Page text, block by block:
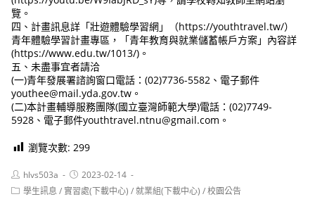
覽。
四、計畫訊息詳「壯遊體驗學習網」（https://youthtravel.tw/）
青年體驗學習計畫專區，「青年教育與就業儲蓄帳戶方案」內容詳
(https://www.edu.tw/1013/)。
五、未盡事宜者請洽
(一)青年發展署諮詢窗口電話：(02)7736-5582、電子郵件
youthee@mail.yda.gov.tw。
(二)本計畫輔導服務團隊(國立臺灣師範大學)電話：(02)7749-
5928、電子郵件youthtravel.ntnu@gmail.com。
瀏覽次數: 299
Post
author:
hlvs503a
Post
published:
2023-02-14
Post學生訊息 / 實習處(下載中心) /就業組(下載中心) /校園公告